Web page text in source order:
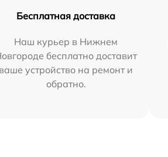
Бесплатная доставка
Наш курьер в Нижнем
бесплатно доставит
ваше устройство на ремонт и
обратно.